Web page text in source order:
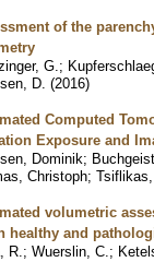
of the
G. ;
D. (2016)
Computed
Exposure and
Dominik;
Christoph;
volumetric
healthy and
R. ; Wuerslin, C. ;